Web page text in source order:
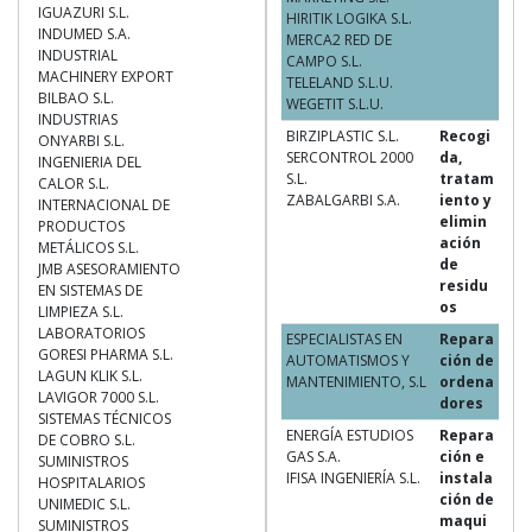
IGUAZURI S.L.
INDUMED S.A.
INDUSTRIAL
MACHINERY EXPORT
BILBAO S.L.
INDUSTRIAS
ONYARBI S.L.
INGENIERIA DEL
CALOR S.L.
INTERNACIONAL DE
PRODUCTOS
METÁLICOS S.L.
JMB ASESORAMIENTO
EN SISTEMAS DE
LIMPIEZA S.L.
LABORATORIOS
GORESI PHARMA S.L.
LAGUN KLIK S.L.
LAVIGOR 7000 S.L.
SISTEMAS TÉCNICOS
DE COBRO S.L.
SUMINISTROS
HOSPITALARIOS
UNIMEDIC S.L.
SUMINISTROS
HIRITIK LOGIKA S.L.
MERCA2 RED DE
CAMPO S.L.
TELELAND S.L.U.
WEGETIT S.L.U.
BIRZIPLASTIC S.L.
SERCONTROL 2000
S.L.
ZABALGARBI S.A.
Recogi
da,
tratam
iento y
elimin
ación
de
residu
os
ESPECIALISTAS EN
AUTOMATISMOS Y
MANTENIMIENTO, S.L
Repara
ción de
ordena
dores
ENERGÍA ESTUDIOS
GAS S.A.
IFISA INGENIERÍA S.L.
Repara
ción e
instala
ción de
maqui